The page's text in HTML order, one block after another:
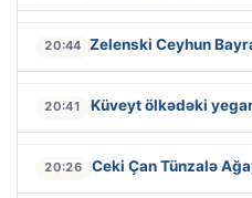
20:44 Zelenski Ceyhun
20:41 Küveyt ölkədəki
20:26 Ceki Çan Tünzalə